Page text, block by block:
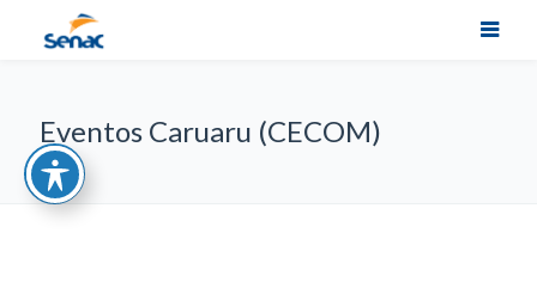
Eventos Caruaru (CECOM)